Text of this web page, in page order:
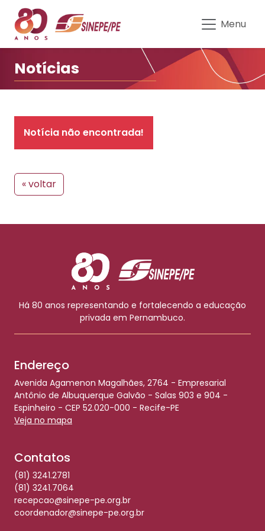
Notícias | Sinepe-PE
Menu
Notícias
Notícia não encontrada!
« voltar
Há 80 anos representando e fortalecendo a educação
privada em Pernambuco.
Endereço
Avenida Agamenon Magalhães, 2764 - Empresarial
Antônio de Albuquerque Galvão - Salas 903 e 904 -
Espinheiro - CEP 52.020-000 - Recife-PE
Veja no mapa
Contatos
(81) 3241.2781
(81) 3241.7064
recepcao@sinepe-pe.org.br
coordenador@sinepe-pe.org.br